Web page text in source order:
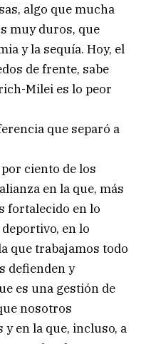
algo que mucha
muy duros, que
y la sequía. Hoy, el
de frente, sabe
Milei es lo peor
que separó a
ciento de los
en la que, más
fortalecido en lo
en lo
que trabajamos todo
defienden y
es una gestión de
nosotros
en la que, incluso, a